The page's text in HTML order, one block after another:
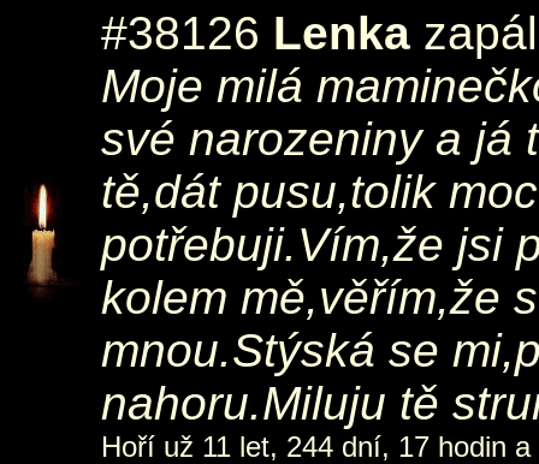
#38126 Lenka
Moje milá
své narozeniny a já
tě,dát pusu,tolik
potřebuji.Vím,že jsi
kolem mě,věřím,že
mnou.Stýská se
nahoru.Miluju tě
Hoří už 11 let, 244 dní, 17 hodin